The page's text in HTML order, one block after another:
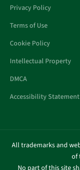
Privacy Policy
Terms of Use
Cookie Policy
Intellectual Property
DMCA
Accessibility Statement
All trademarks and
of
No part of this site